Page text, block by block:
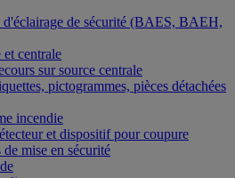
de sécurité (BAES, BAEH,
centrale
sur source centrale
pictogrammes, pièces détachées
incendie
et dispositif pour coupure
mise en sécurité